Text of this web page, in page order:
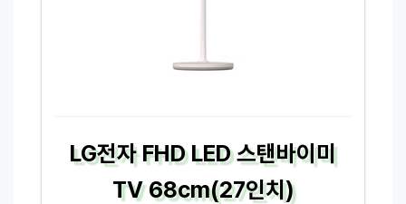
LG전자 FHD LED 스탠바이미
TV 68cm(27인치)